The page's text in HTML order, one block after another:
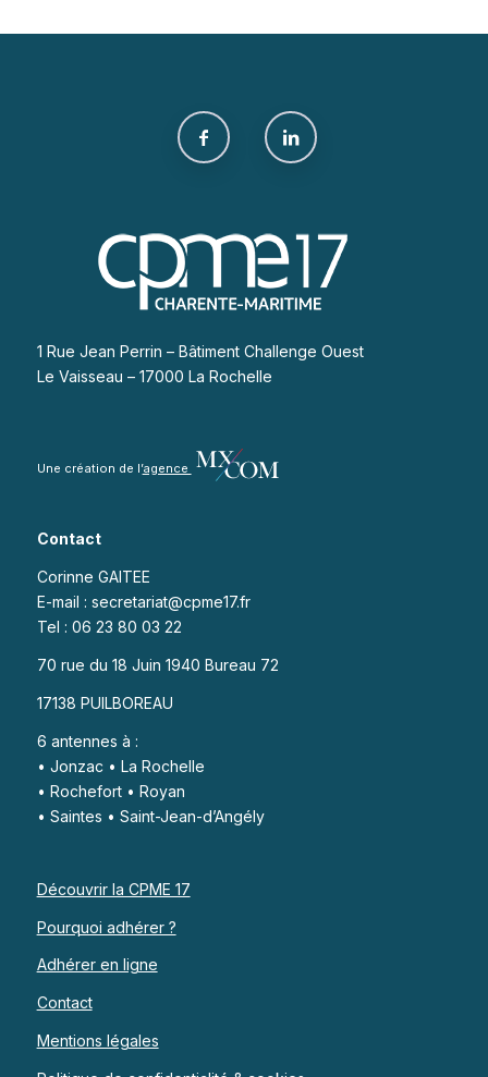
1 Rue Jean Perrin – Bâtiment Challenge Ouest
Le Vaisseau – 17000 La Rochelle
Une création de l’agence
Contact
Corinne GAITEE
E-mail : secretariat@cpme17.fr
Tel : 06 23 80 03 22
70 rue du 18 Juin 1940 Bureau 72
17138 PUILBOREAU
6 antennes à :
• Jonzac • La Rochelle
• Rochefort • Royan
• Saintes • Saint-Jean-d’Angély
Découvrir la CPME 17
Pourquoi adhérer ?
Adhérer en ligne
Contact
Mentions légales